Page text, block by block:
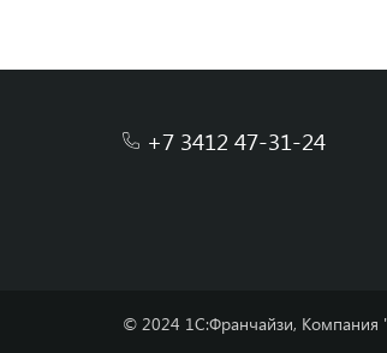
+7 3412 47-31-24
© 2024 1С:Франчайзи, Компания